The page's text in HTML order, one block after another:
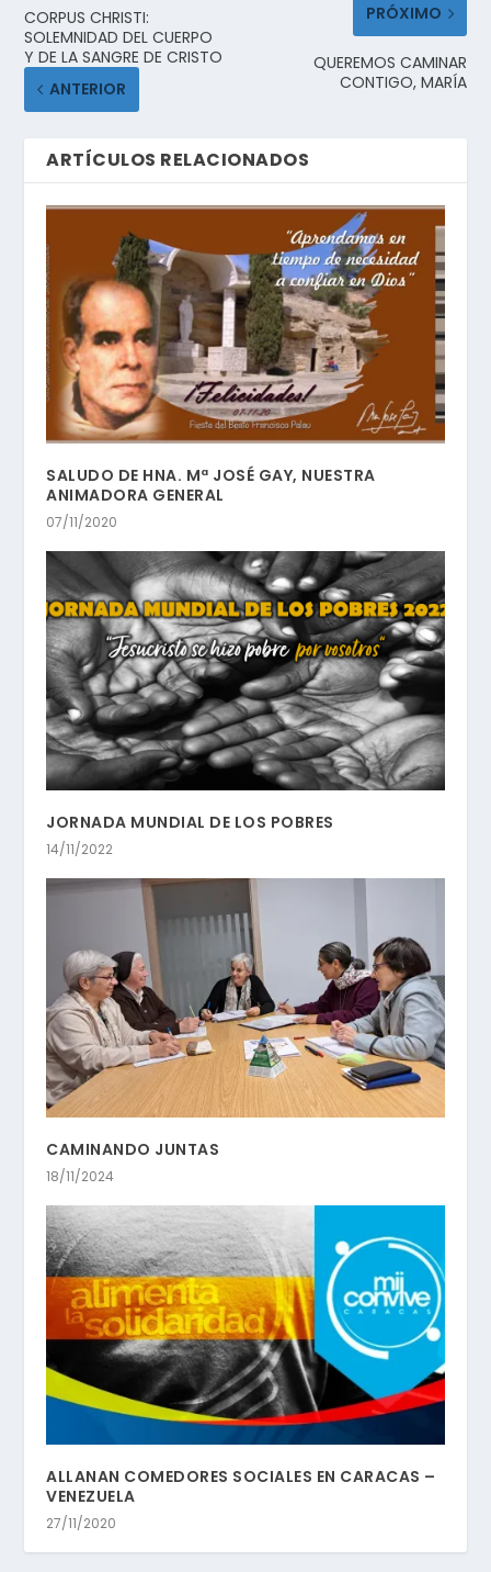
CORPUS CHRISTI:
SOLEMNIDAD DEL CUERPO
Y DE LA SANGRE DE CRISTO
ANTERIOR
PRÓXIMO
QUEREMOS CAMINAR
CONTIGO, MARÍA
ARTÍCULOS RELACIONADOS
SALUDO DE HNA. Mª JOSÉ GAY, NUESTRA
ANIMADORA GENERAL
07/11/2020
JORNADA MUNDIAL DE LOS POBRES
14/11/2022
CAMINANDO JUNTAS
18/11/2024
ALLANAN COMEDORES SOCIALES EN CARACAS –
VENEZUELA
27/11/2020